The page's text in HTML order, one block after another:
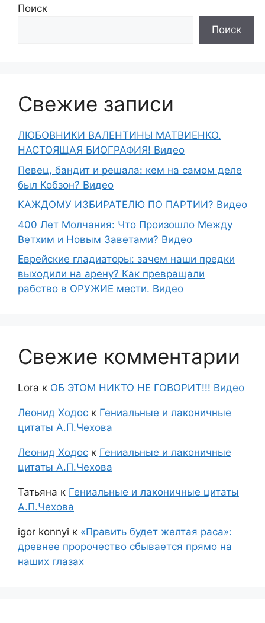
Поиск
Поиск
Свежие записи
ЛЮБОВНИКИ ВАЛЕНТИНЫ МАТВИЕНКО.
НАСТОЯЩАЯ БИОГРАФИЯ! Видео
Певец, бандит и решала: кем на самом деле
был Кобзон? Видео
КАЖДОМУ ИЗБИРАТЕЛЮ ПО ПАРТИИ? Видео
400 Лет Молчания: Что Произошло Между
Ветхим и Новым Заветами? Видео
Еврейские гладиаторы: зачем наши предки
выходили на арену? Как превращали
рабство в ОРУЖИЕ мести. Видео
Свежие комментарии
Lora к ОБ ЭТОМ НИКТО НЕ ГОВОРИТ!!! Видео
Леонид Ходос к Гениальные и лаконичные
цитаты А.П.Чехова
Леонид Ходос к Гениальные и лаконичные
цитаты А.П.Чехова
Татьяна к Гениальные и лаконичные цитаты
А.П.Чехова
igor konnyi к «Править будет желтая раса»:
древнее пророчество сбывается прямо на
наших глазах